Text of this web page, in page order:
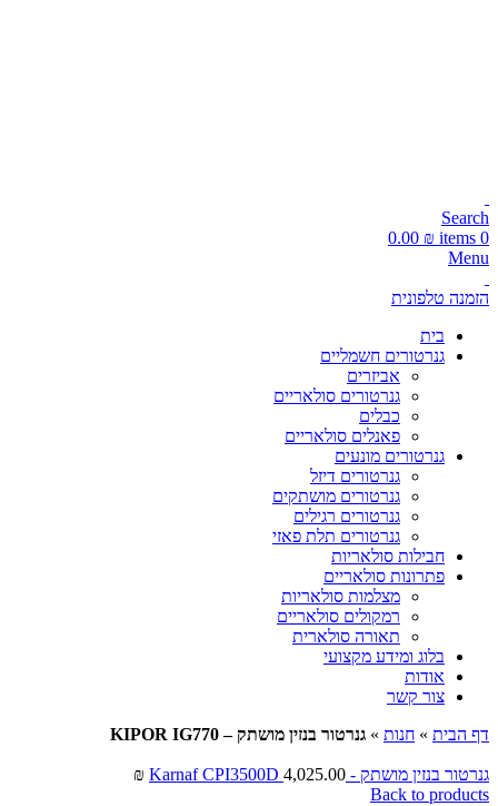
Search
0
items
0.00 ₪
Menu
הזמנה טלפונית
בית
גנרטורים חשמליים
אביזרים
גנרטורים סולאריים
כבלים
פאנלים סולאריים
גנרטורים מונעים
גנרטורים דיזל
גנרטורים מושתקים
גנרטורים רגילים
גנרטורים תלת פאזי
חבילות סולאריות
פתרונות סולאריים
מצלמות סולאריות
רמקולים סולאריים
תאורה סולארית
בלוג ומידע מקצועי
אודות
צור קשר
דף הבית » חנות » גנרטור ‏בנזין מושתק – KIPOR IG770
גנרטור ‏בנזין מושתק - Karnaf CPI3500D 4,025.00
₪
Back to products